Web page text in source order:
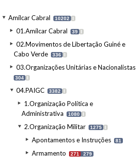
Amílcar Cabral 10202 I
01.Amílcar Cabral 39 I
02.Movimentos de Libertação Guiné e
Cabo Verde
336 I
03.Organizações Unitárias e Nacionalistas
304 I
04.PAIGC 3382 I
1.Organização Política e
Administrativa
1080 I
2.Organização Militar 1275 I
Apontamentos e Instruções 81
Armamento 271 279